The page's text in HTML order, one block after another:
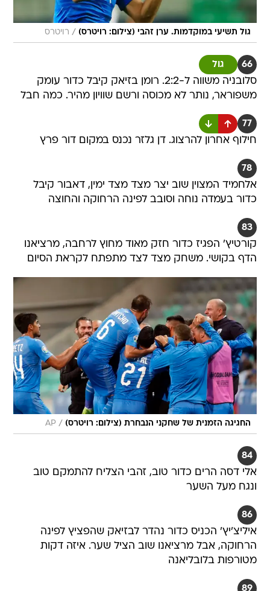
גול תשיעי במוקדמות. ערן זהבי (צילום: רויטרס) / רויטרס
66 גול
סלובניה משווה ל-2:2. רומן בזיאק קיבל כדור עומק
משפוראר, נותר לא מכוסה ורשם שוויון מהיר. כמה חבל
77
חילוף אחרון להרצוג. דן גלזר נכנס במקום דור פרץ
78
אלחמיד המצוין שוב יצר מצד מצד ימין, דאבור קיבל
כדור בעמדה נוחה וסובב לפינה הרחוקה והחוצה
83
קורטיץ' הפגיז כדור חזק מאוד מחוץ לרחבה, מרציאנו
הדף בקושי. משחק מצד לצד מתפתח לקראת הסיום
החגיגה הזמנית של שחקני הנבחרת (צילום: רויטרס) /
AP
84
אלי דסה הרים כדור טוב, זהבי הצליח להתמקם טוב
ונגח מעל השער
86
איליצ'יץ' הכניס כדור נהדר לבזיאק שהפציץ לפינה
הרחוקה, אבל מרציאנו שוב הציל שער. איזה דקות
מטורפות בלובליאנה
89